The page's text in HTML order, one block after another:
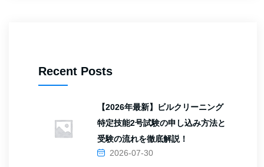
Recent Posts
【2026年最新】ビルクリーニング
特定技能2号試験の申し込み方法と
受験の流れを徹底解説！
2026-07-30